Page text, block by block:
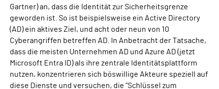
Gartner) an, dass die Identität zur Sicherheitsgrenze
geworden ist. So ist beispielsweise ein Active Directory
(AD) ein aktives Ziel, und acht oder neun von 10
Cyberangriffen betreffen AD. In Anbetracht der Tatsache,
dass die meisten Unternehmen AD und Azure AD (jetzt
Microsoft Entra ID) als ihre zentrale Identitätsplattform
nutzen, konzentrieren sich böswillige Akteure speziell auf
diese Dienste und versuchen, die "Schlüssel zum